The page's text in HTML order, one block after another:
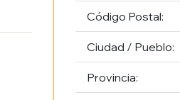
Código Postal:
Ciudad / Pueblo:
Provincia: